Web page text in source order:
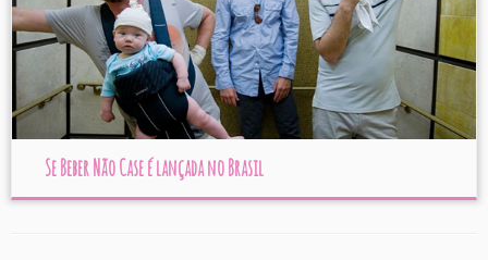
Se Beber Não Case é lançada no Brasil